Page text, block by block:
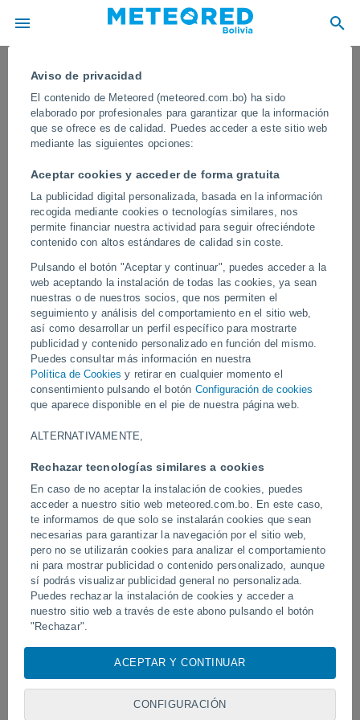
Aviso de privacidad
El contenido de Meteored (meteored.com.bo) ha sido
elaborado por profesionales para garantizar que la información
que se ofrece es de calidad. Puedes acceder a este sitio web
mediante las siguientes opciones:
Aceptar cookies y acceder de forma gratuita
La publicidad digital personalizada, basada en la información
recogida mediante cookies o tecnologías similares, nos
permite financiar nuestra actividad para seguir ofreciéndote
contenido con altos estándares de calidad sin coste.
Pulsando el botón "Aceptar y continuar", puedes acceder a la
web aceptando la instalación de todas las cookies, ya sean
nuestras o de nuestros socios, que nos permiten el
seguimiento y análisis del comportamiento en el sitio web,
así como desarrollar un perfil específico para mostrarte
publicidad y contenido personalizado en función del mismo.
Puedes consultar más información en nuestra
Política de Cookies y retirar en cualquier momento el
consentimiento pulsando el botón Configuración de cookies
que aparece disponible en el pie de nuestra página web.
ALTERNATIVAMENTE,
Rechazar tecnologías similares a cookies
En caso de no aceptar la instalación de cookies, puedes
acceder a nuestro sitio web meteored.com.bo. En este caso,
te informamos de que solo se instalarán cookies que sean
necesarias para garantizar la navegación por el sitio web,
pero no se utilizarán cookies para analizar el comportamiento
ni para mostrar publicidad o contenido personalizado, aunque
sí podrás visualizar publicidad general no personalizada.
Puedes rechazar la instalación de cookies y acceder a
nuestro sitio web a través de este abono pulsando el botón
"Rechazar".
cookies, identificadores únicos o tecnologías similares para
almacenar, acceder y procesar datos personales como su
visita en este sitio web, las direcciones IP y los
ACEPTAR Y CONTINUAR
CONFIGURACIÓN
Una persona fue arrastrada por un
vendaval extremo en Hengshui, China
Unas cámaras de seguridad captaron el impactante momento.
Tras ser arrastrada por la fuerza del viento y casi ser golpeada por
un árbol que cayó en el temporal, la persona salió casi ilesa.
Vídeos
Un enorme diablo de polvo fue
avistado en Zapponeta, Italia
Tornados y lluvias
Pelotas, Brasil.